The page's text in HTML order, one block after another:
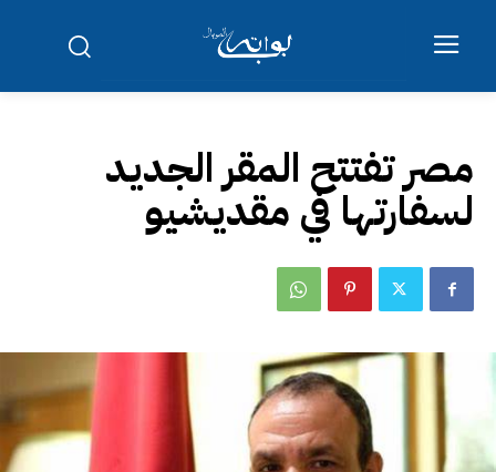
مصر تفتتح المقر الجديد
لسفارتها في مقديشيو